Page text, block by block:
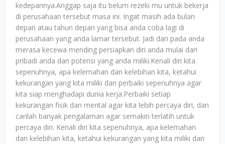
kedepannya.Anggap saja itu belum rezeki mu untuk bekerja
di perusahaan tersebut masa ini. Ingat masih ada bulan
depan atau tahun depan yang bisa anda coba lagi di
perusahaan yang anda lamar tersebut. Jadi dari pada anda
merasa kecewa mending persiapkan diri anda mulai dari
pribadi anda dan potensi yang anda miliki.Kenali diri kita
sepenuhnya, apa kelemahan dan kelebihan kita, ketahui
kekurangan yang kita miliki dan perbaiki sepenuhnya agar
kita siap menghadapi dunia kerja.Perbaiki setiap
kekurangan fisik dan mental agar kita lebih percaya diri, dan
carilah banyak pengalaman agar semakin terlatih untuk
percaya diri. Kenali diri kita sepenuhnya, apa kelemahan
dan kelebihan kita, ketahui kekurangan yang kita miliki dan